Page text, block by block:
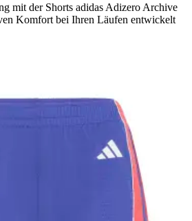
mit der Shorts adidas Adizero Archive
Komfort bei Ihren Läufen entwickelt